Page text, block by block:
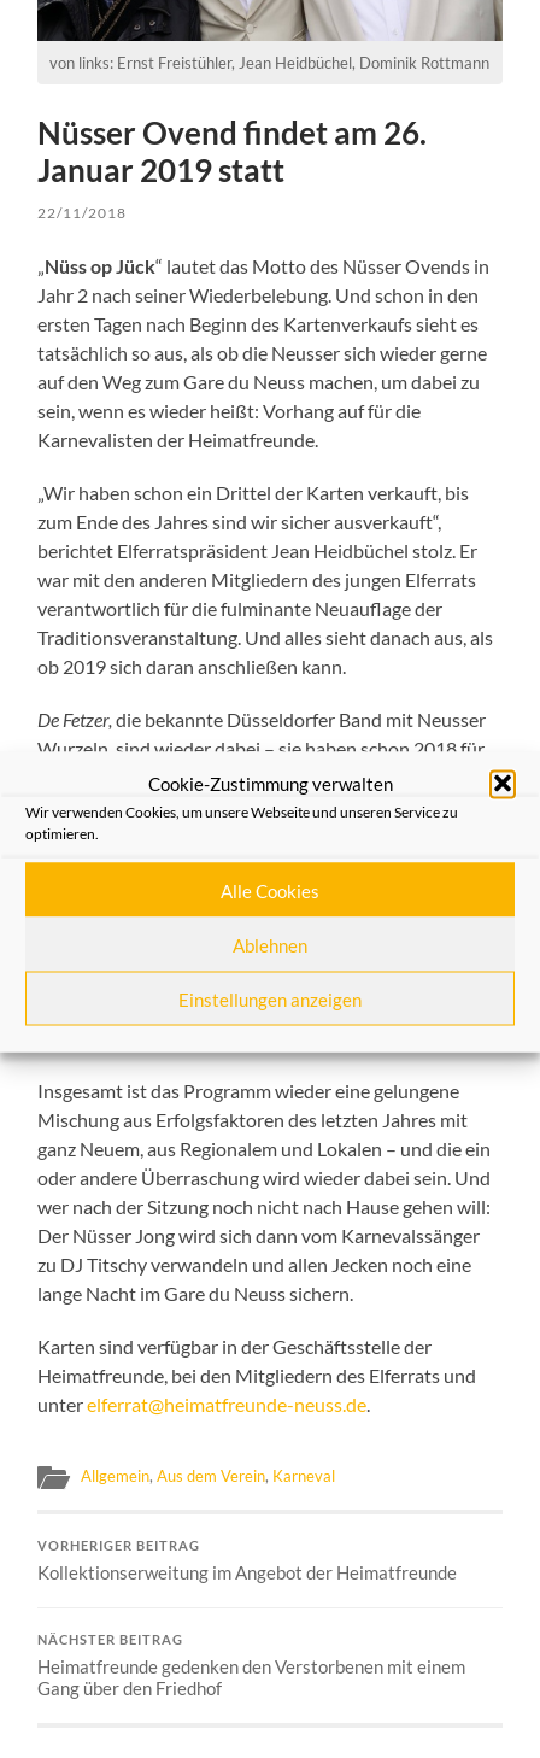
Cookie-Zustimmung verwalten
Wir verwenden Cookies, um unsere Webseite und unseren Service zu
optimieren.
Alle Cookies
Ablehnen
Einstellungen anzeigen
von links: Ernst Freistühler, Jean Heidbüchel, Dominik Rottmann
Nüsser Ovend findet am 26.
Januar 2019 statt
22/11/2018
Nüss op Jück“ lautet das Motto des Nüsser Ovends in
Jahr 2 nach seiner Wiederbelebung. Und schon in den
ersten Tagen nach Beginn des Kartenverkaufs sieht es
tatsächlich so aus, als ob die Neusser sich wieder gerne
auf den Weg zum Gare du Neuss machen, um dabei zu
sein, wenn es wieder heißt: Vorhang auf für die
Karnevalisten der Heimatfreunde.
„Wir haben schon ein Drittel der Karten verkauft, bis
zum Ende des Jahres sind wir sicher ausverkauft“,
berichtet Elferratspräsident Jean Heidbüchel stolz. Er
war mit den anderen Mitgliedern des jungen Elferrats
verantwortlich für die fulminante Neuauflage der
Traditionsveranstaltung. Und alles sieht danach aus, als
ob 2019 sich daran anschließen kann.
De Fetzer, die bekannte Düsseldorfer Band mit Neusser
Wurzeln, sind wieder dabei – sie haben schon 2018 für
ordentlich Stimmung gesorgt mit ihren Hits wie dem
„Insellied“. Viele andere Künstler haben ihr Debüt beim
Ovend: So wie die
Holländerinoder die BandKölsch Royal.Mit dabei ist
natürlich wieder der Nüsser JongMarkus Titschnegg
das Sessionslied anstimmen wird. Ein Highlight wird
Köbes Volker Passowaus Grefrath sein, der
stadtweit bekannt ist für seine Büttenreden und
Bühnenauftritte. Ganz lokal ist der Gewinner der
Insgesamt ist das Programm wieder eine gelungene
Mischung aus Erfolgsfaktoren des letzten Jahres mit
ganz Neuem, aus Regionalem und Lokalen – und die ein
oder andere Überraschung wird wieder dabei sein. Und
wer nach der Sitzung noch nicht nach Hause gehen will:
Der Nüsser Jong wird sich dann vom Karnevalssänger
zu DJ Titschy verwandeln und allen Jecken noch eine
lange Nacht im Gare du Neuss sichern.
Karten sind verfügbar in der Geschäftsstelle der
Heimatfreunde, bei den Mitgliedern des Elferrats und
unterelferrat@heimatfreunde-neuss.de
Allgemein,Aus dem Verein, Karneval
VORHERIGER BEITRAG
Kollektionserweitung im Angebot der Heimatfreunde
NÄCHSTER BEITRAG
Heimatfreunde gedenken den Verstorbenen mit einem
Gang über den Friedhof